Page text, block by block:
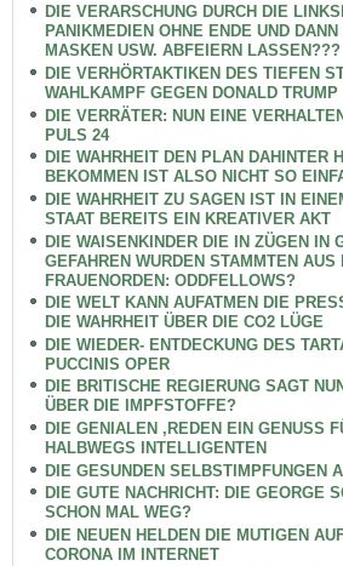
DIE VERARSCHUNG DURCH DIE
PANIKMEDIEN OHNE ENDE UND
MASKEN USW. ABFEIERN LASSEN???
DIE VERHÖRTAKTIKEN DES TIEFEN
WAHLKAMPF GEGEN DONALD TRUMP
DIE VERRÄTER: NUN EINE
PULS 24
DIE WAHRHEIT DEN PLAN DAHINTER
BEKOMMEN IST ALSO NICHT SO
DIE WAHRHEIT ZU SAGEN IST IN
STAAT BEREITS EIN KREATIVER AKT
DIE WAISENKINDER DIE IN ZÜGEN IN
GEFAHREN WURDEN STAMMTEN AUS
FRAUENORDEN: ODDFELLOWS?
DIE WELT KANN AUFATMEN DIE
DIE WAHRHEIT ÜBER DIE CO2 LÜGE
DIE WIEDER- ENTDECKUNG DES
PUCCINIS OPER
DIE BRITISCHE REGIERUNG SAGT
ÜBER DIE IMPFSTOFFE?
DIE GENIALEN ,REDEN EIN GENUSS
HALBWEGS INTELLIGENTEN
DIE GESUNDEN SELBSTIMPFUNGEN
DIE GUTE NACHRICHT: DIE GEORGE
SCHON MAL WEG?
DIE NEUEN HELDEN DIE MUTIGEN
CORONA IM INTERNET